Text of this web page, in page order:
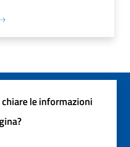
le informazioni